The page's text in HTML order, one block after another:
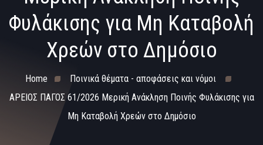
Φυλάκισης για Μη Καταβολή
Χρεών στο Δημόσιο
Home
Ποινικά θέματα - αποφάσεις και νόμοι
ΑΡΕΙΟΣ ΠΑΓΟΣ 61/2026 Μερική Ανάκληση Ποινής Φυλάκισης για
Μη Καταβολή Χρεών στο Δημόσιο